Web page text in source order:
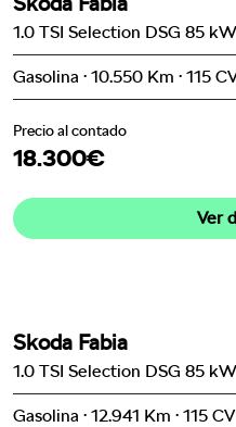
1.0 TSI Selection DSG 85
Gasolina · 10.550 Km · 115
Precio al contado
18.300€
Ver
Skoda Fabia
1.0 TSI Selection DSG 85
Gasolina · 12.941 Km · 115